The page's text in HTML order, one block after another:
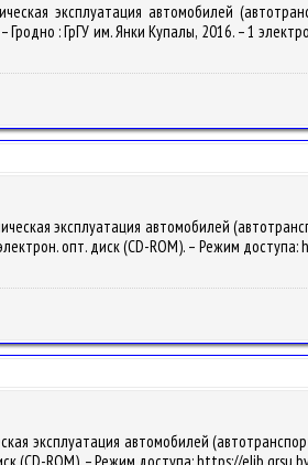
эксплуатация автомобилей
: ГрГУ им. Янки Купалы, 2016. – 1
эксплуатация автомобилей
опт. диск (CD-ROM). – Режим
эксплуатация автомобилей